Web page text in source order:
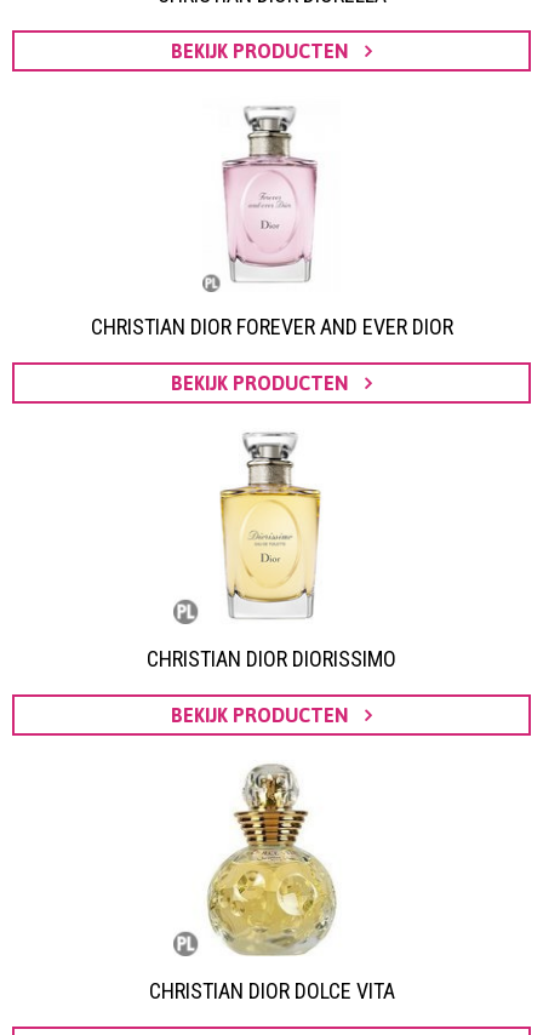
BEKIJK PRODUCTEN
CHRISTIAN DIOR FOREVER AND EVER DIOR
BEKIJK PRODUCTEN
CHRISTIAN DIOR DIORISSIMO
BEKIJK PRODUCTEN
CHRISTIAN DIOR DOLCE VITA